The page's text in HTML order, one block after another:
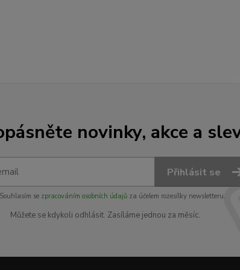
novinky, akce a
Přihlásit se
Souhlasím se zpracováním osobních údajůza účelem rozesílky newsletteru.
Můžete se kdykoli odhlásit. Zasíláme jednou za měsíc.